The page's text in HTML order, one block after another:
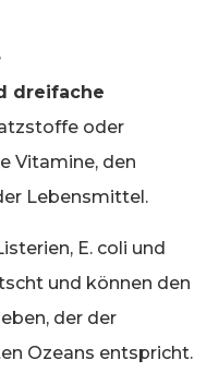
dreifache
oder
Vitamine, den
Lebensmittel.
E. coli und
und können den
der der
Ozeans entspricht.